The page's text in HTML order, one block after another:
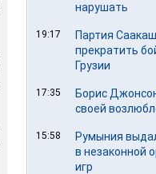
нарушать
19:17
Партия
прекратить
Грузии
17:35
Борис
своей
15:58
Румыния
в незаконной
игр